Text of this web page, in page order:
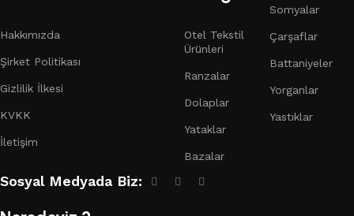
Hakkımızda
Şirket Politikası
Gizlilik İlkesi
KVKK
İletişim
Otel Tekstil
Ürünleri
Ranzalar
Dolaplar
Yataklar
Bazalar
Somyalar
Çarşaflar
Battaniyeler
Yorganlar
Yastıklar
Sosyal Medyada Biz: